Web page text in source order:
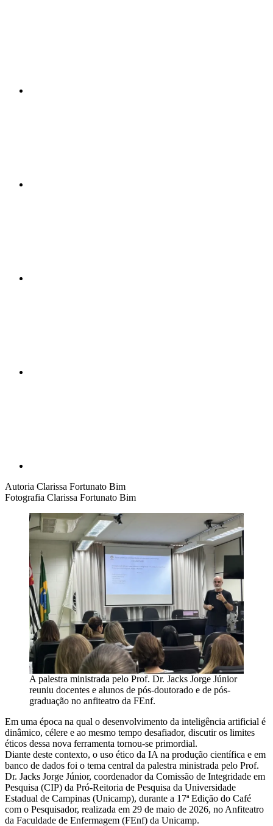
Autoria Clarissa Fortunato Bim
Fotografia Clarissa Fortunato Bim
A palestra ministrada pelo Prof. Dr. Jacks Jorge Júnior
reuniu docentes e alunos de pós-doutorado e de pós-
graduação no anfiteatro da FEnf.
Em uma época na qual o desenvolvimento da inteligência artificial é
dinâmico, célere e ao mesmo tempo desafiador, discutir os limites
éticos dessa nova ferramenta tornou-se primordial.
Diante deste contexto, o uso ético da IA na produção científica e em
banco de dados foi o tema central da palestra ministrada pelo Prof.
Dr. Jacks Jorge Júnior, coordenador da Comissão de Integridade em
Pesquisa (CIP) da Pró-Reitoria de Pesquisa da Universidade
Estadual de Campinas (Unicamp), durante a 17ª Edição do Café
com o Pesquisador, realizada em 29 de maio de 2026, no Anfiteatro
da Faculdade de Enfermagem (FEnf) da Unicamp.